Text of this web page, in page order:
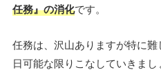
任務』の消化です。
任務は、沢山ありますが特に
日可能な限りこなしていきまし